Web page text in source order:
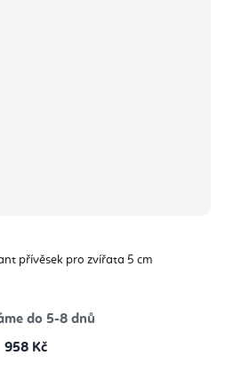
přívěsek pro zvířata 5 cm
do 5-8 dnů
958 Kč